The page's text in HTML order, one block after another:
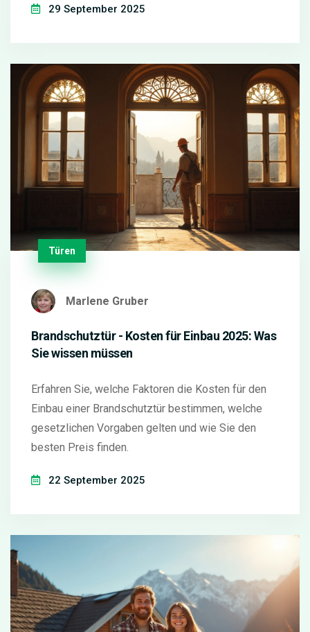
29 September 2025
Türen
Marlene Gruber
Brandschutztür - Kosten für Einbau 2025: Was
Sie wissen müssen
Erfahren Sie, welche Faktoren die Kosten für den
Einbau einer Brandschutztür bestimmen, welche
gesetzlichen Vorgaben gelten und wie Sie den
besten Preis finden.
22 September 2025